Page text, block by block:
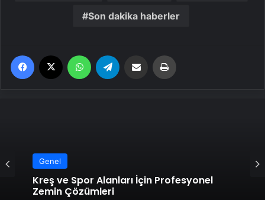
Son dakika haberler
Facebook WhatsApp Email'den paylaş
Genel
Kreş ve Spor Alanları İçin Profesyonel
Zemin Çözümleri